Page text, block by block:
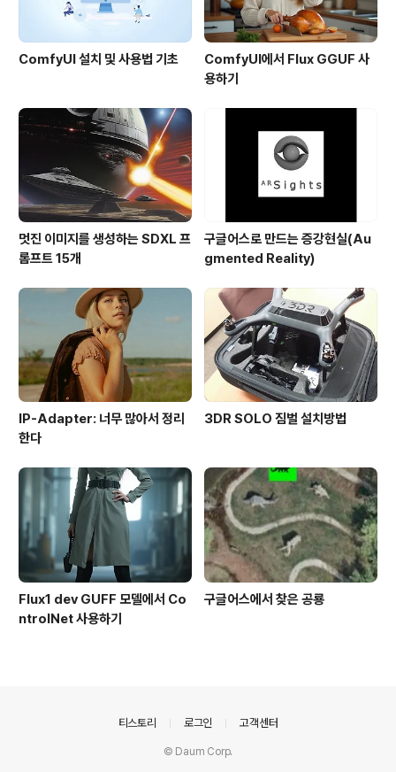
ComfyUI 설치 및 사용법 기초
ComfyUI에서 Flux GGUF 사
용하기
멋진 이미지를 생성하는 SDXL 프
롬프트 15개
구글어스로 만드는 증강현실(Au
gmented Reality)
IP-Adapter: 너무 많아서 정리
한다
3DR SOLO 짐벌 설치방법
Flux1 dev GUFF 모델에서 Co
ntrolNet 사용하기
구글어스에서 찾은 공룡
티스토리 로그인 고객센터
© Daum Corp.